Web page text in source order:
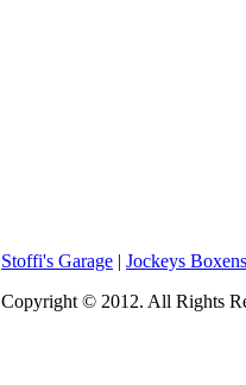
Stoffi's Garage | Jockeys
Copyright © 2012. All Rights